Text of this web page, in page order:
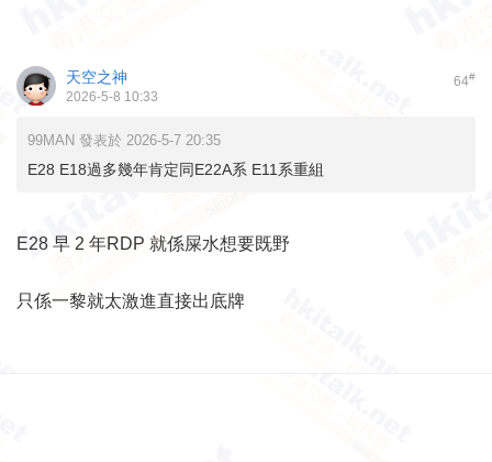
64#
天空之神
2026-5-8 10:33
99MAN 發表於 2026-5-7 20:35
E28 E18過多幾年肯定同E22A系 E11系重組
E28 早 2 年RDP 就係屎水想要既野
只係一黎就太激進直接出底牌